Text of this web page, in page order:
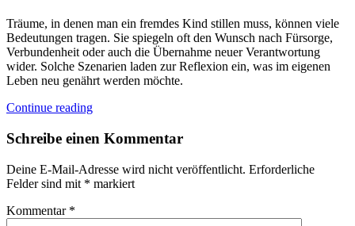
Träume, in denen man ein fremdes Kind stillen muss, können viele
Bedeutungen tragen. Sie spiegeln oft den Wunsch nach Fürsorge,
Verbundenheit oder auch die Übernahme neuer Verantwortung
wider. Solche Szenarien laden zur Reflexion ein, was im eigenen
Leben neu genährt werden möchte.
Continue reading
Schreibe einen Kommentar
Deine E-Mail-Adresse wird nicht veröffentlicht. Erforderliche
Felder sind mit * markiert
Kommentar *